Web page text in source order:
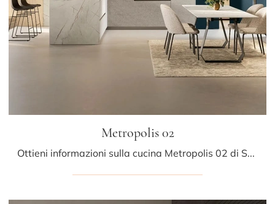
Metropolis 02
Ottieni informazioni sulla cucina Metropolis 02 di Stosa: questa soluzione in laminato sarà la scelta ideale per te!